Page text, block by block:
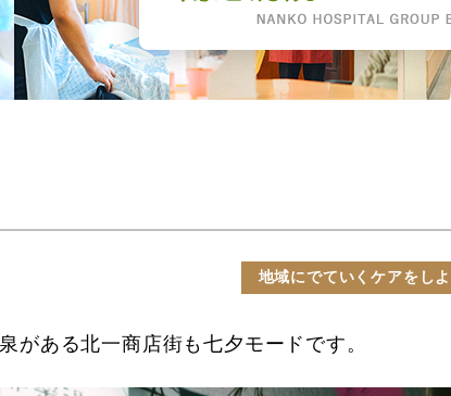
ニテ病院の開設にあたって
地域にでていくケアをしよ
がある北一商店街も七夕モードです。